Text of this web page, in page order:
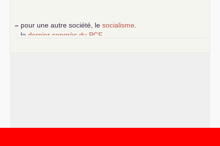
– pour une autre société, le socialisme
le dernier congrès du PCF